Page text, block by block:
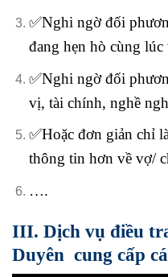
✅Nghi ngờ đối
đang hẹn hò cùng
✅Nghi ngờ đối
vị, tài chính, nghề
✅Hoặc đơn giản chỉ
thông tin hơn về vợ/
….
III. Dịch vụ điều
Duyên cung cấp